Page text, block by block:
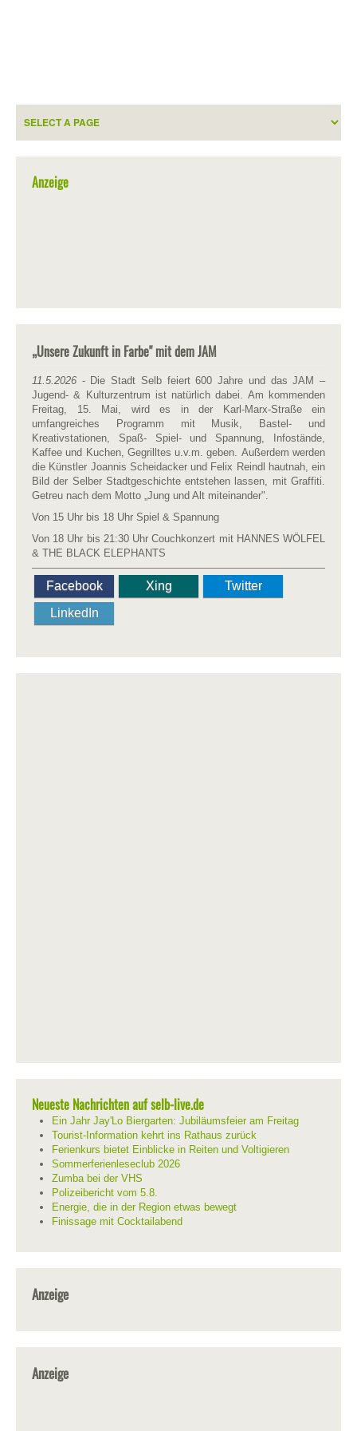
Anzeige
„Unsere Zukunft in Farbe" mit dem JAM
11.5.2026 - Die Stadt Selb feiert 600 Jahre und das JAM –
Jugend- & Kulturzentrum ist natürlich dabei. Am kommenden
Freitag, 15. Mai, wird es in der Karl-Marx-Straße ein
umfangreiches Programm mit Musik, Bastel- und
Kreativstationen, Spaß- Spiel- und Spannung, Infostände,
Kaffee und Kuchen, Gegrilltes u.v.m. geben. Außerdem werden
die Künstler Joannis Scheidacker und Felix Reindl hautnah, ein
Bild der Selber Stadtgeschichte entstehen lassen, mit Graffiti.
Getreu nach dem Motto „Jung und Alt miteinander".
Von 15 Uhr bis 18 Uhr Spiel & Spannung
Von 18 Uhr bis 21:30 Uhr Couchkonzert mit HANNES WÖLFEL
& THE BLACK ELEPHANTS
Facebook Xing
Twitter
LinkedIn
Neueste Nachrichten auf selb-live.de
Ein Jahr Jay'Lo Biergarten: Jubiläumsfeier am Freitag
Tourist-Information kehrt ins Rathaus zurück
Ferienkurs bietet Einblicke in Reiten und Voltigieren
Sommerferienleseclub 2026
Zumba bei der VHS
Polizeibericht vom 5.8.
Energie, die in der Region etwas bewegt
Finissage mit Cocktailabend
Anzeige
Anzeige